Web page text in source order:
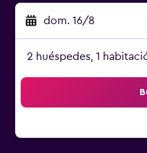
dom. 16/8
2 huéspedes, 1